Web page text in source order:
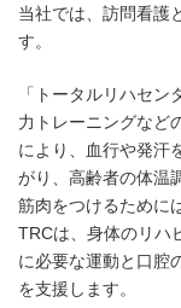
当社では、訪問看護
す。
「トータルリハセ
力トレーニングなど
により、血行や発汗
がり、高齢者の体温
筋肉をつけるために
TRCは、身体のリハ
に必要な運動と口腔
を支援します。